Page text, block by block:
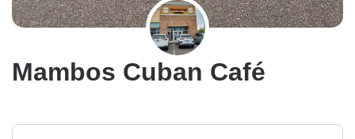
Mambos Cuban Café